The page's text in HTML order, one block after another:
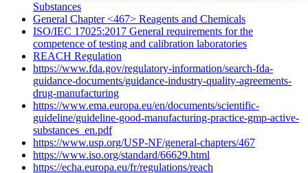
Substances
General Chapter <467> Reagents and Chemicals
ISO/IEC 17025:2017 General requirements for the
competence of testing and calibration laboratories
REACH Regulation
https://www.fda.gov/regulatory-information/search-fda-
guidance-documents/guidance-industry-quality-agreements-
drug-manufacturing
https://www.ema.europa.eu/en/documents/scientific-
guideline/guideline-good-manufacturing-practice-gmp-active-
substances_en.pdf
https://www.usp.org/USP-NF/general-chapters/467
https://www.iso.org/standard/66629.html
https://echa.europa.eu/fr/regulations/reach